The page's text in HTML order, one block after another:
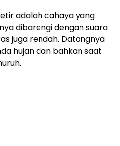
adalah cahaya yang
dibarengi dengan suara
juga rendah. Datangnya
hujan dan bahkan saat